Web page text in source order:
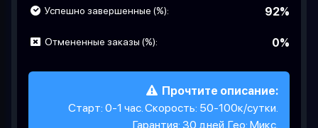
Успешно завершенные (%): 92%
Отмененные заказы (%): 0%
Прочтите описание:
Старт: 0-1 час. Скорость: 50-100к/сутки.
Гарантия: 30 дней. Гео: Микс.